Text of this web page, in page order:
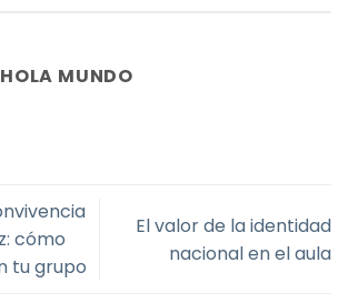
HOLA MUNDO
cómo
tu grupo
El valor de la identidad
nacional en el aula